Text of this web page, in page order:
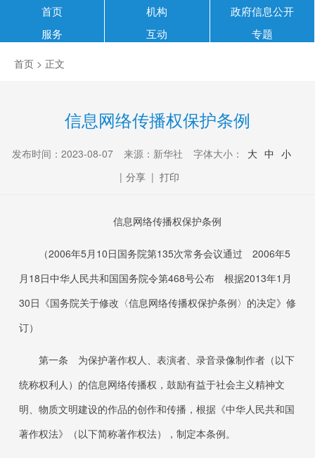
首页 机构
政府信息公开
服务
互动 专题
首页 > 正文
信息网络传播权保护条例
发布时间：2023-08-07 来源：新华社 字体大小： 大 中 小
| 分享 | 打印
信息网络传播权保护条例
（2006年5月10日国务院第135次常务会议通过 2006年5
月18日中华人民共和国国务院令第468号公布 根据2013年1月
30日《国务院关于修改〈信息网络传播权保护条例〉的决定》修
订）
第一条 为保护著作权人、表演者、录音录像制作者（以下
统称权利人）的信息网络传播权，鼓励有益于社会主义精神文
明、物质文明建设的作品的创作和传播，根据《中华人民共和国
著作权法》（以下简称著作权法），制定本条例。